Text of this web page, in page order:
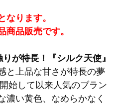
なります。
商品販売です。
が特長！『シルク天使』
と上品な甘さが特長の夢
始して以来人気のブラン
濃い黄色、なめらかなく